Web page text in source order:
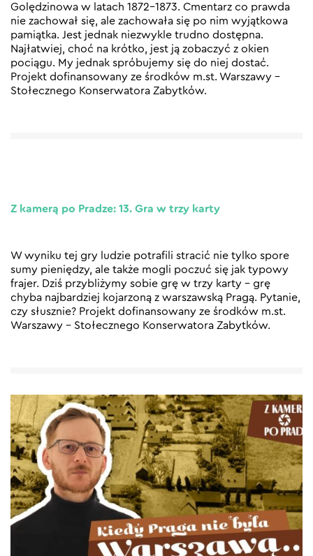
Golędzinowa w latach 1872-1873. Cmentarz co prawda
nie zachował się, ale zachowała się po nim wyjątkowa
pamiątka. Jest jednak niezwykle trudno dostępna.
Najłatwiej, choć na krótko, jest ją zobaczyć z okien
pociągu. My jednak spróbujemy się do niej dostać.
Projekt dofinansowany ze środków m.st. Warszawy –
Stołecznego Konserwatora Zabytków.
Z kamerą po Pradze: 13. Gra w trzy karty
W wyniku tej gry ludzie potrafili stracić nie tylko spore
sumy pieniędzy, ale także mogli poczuć się jak typowy
frajer. Dziś przybliżymy sobie grę w trzy karty – grę
chyba najbardziej kojarzoną z warszawską Pragą. Pytanie,
czy słusznie? Projekt dofinansowany ze środków m.st.
Warszawy – Stołecznego Konserwatora Zabytków.